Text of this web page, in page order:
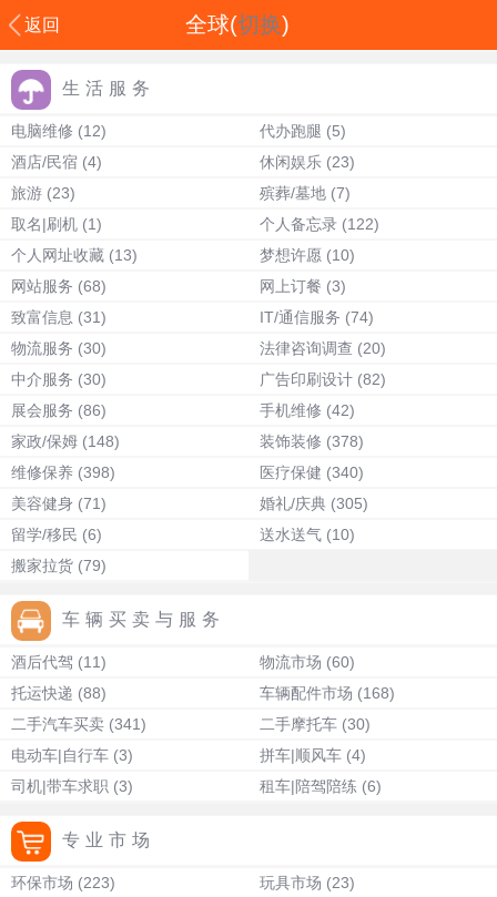
返回 全球(切换)
生活服务
电脑维修 (12) 代办跑腿 (5)
酒店/民宿 (4) 休闲娱乐 (23)
旅游 (23) 殡葬/墓地 (7)
取名|刷机 (1) 个人备忘录 (122)
个人网址收藏 (13) 梦想许愿 (10)
网站服务 (68) 网上订餐 (3)
致富信息 (31) IT/通信服务 (74)
物流服务 (30) 法律咨询调查 (20)
中介服务 (30) 广告印刷设计 (82)
展会服务 (86) 手机维修 (42)
家政/保姆 (148) 装饰装修 (378)
维修保养 (398) 医疗保健 (340)
美容健身 (71) 婚礼/庆典 (305)
留学/移民 (6) 送水送气 (10)
搬家拉货 (79)
车辆买卖与服务
酒后代驾 (11) 物流市场 (60)
托运快递 (88) 车辆配件市场 (168)
二手汽车买卖 (341) 二手摩托车 (30)
电动车|自行车 (3) 拼车|顺风车 (4)
司机|带车求职 (3) 租车|陪驾陪练 (6)
专业市场
环保市场 (223) 玩具市场 (23)